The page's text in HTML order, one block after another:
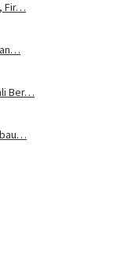
Fir…
Ber…